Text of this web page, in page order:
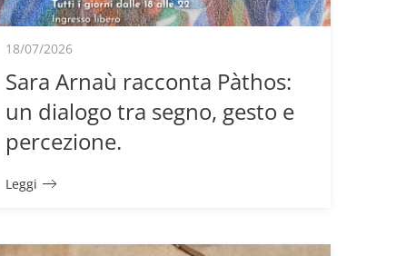
18/07/2026
Sara Arnaù racconta Pàthos:
un dialogo tra segno, gesto e
percezione.
Leggi